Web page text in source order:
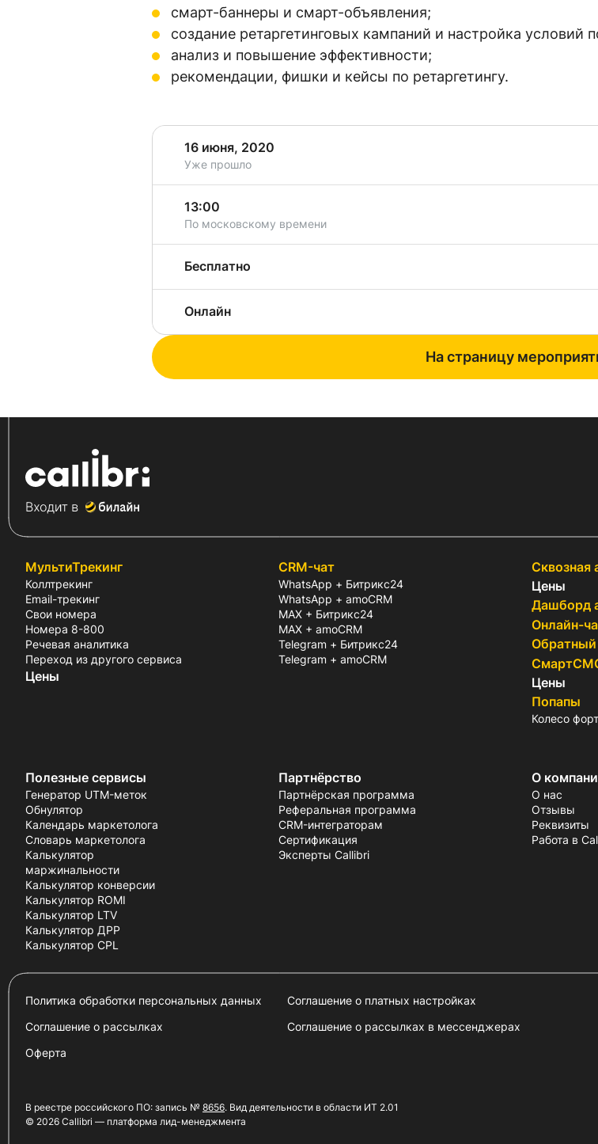
смарт-баннеры и смарт-объявления;
создание ретаргетинговых кампаний и настройка условий
анализ и повышение эффективности;
рекомендации, фишки и кейсы по ретаргетингу.
16 июня, 2020
Уже прошло
13:00
По московскому времени
Бесплатно
Онлайн
На страницу
МультиТрекинг
Коллтрекинг
Email-трекинг
Свои номера
Номера 8-800
Речевая аналитика
Переход из другого сервиса
Цены
CRM-чат
WhatsApp + Битрикс24
WhatsApp + amoCRM
MAX + Битрикс24
MAX + amoCRM
Telegram + Битрикс24
Telegram + amoCRM
Сквозная
Цены
Дашборд
Онлайн-
Обратный
Цены
Попапы
Колесо
Полезные сервисы
Генератор UTM-меток
Обнулятор
Календарь маркетолога
Словарь маркетолога
Калькулятор
маржинальности
Калькулятор конверсии
Калькулятор ROMI
Калькулятор LTV
Калькулятор ДРР
Калькулятор CPL
О
О нас
Отзывы
Реквизиты
Работа в
Партнёрство
Партнёрская программа
Реферальная программа
CRM-интеграторам
Сертификация
Эксперты Callibri
Политика обработки персональных данных
Соглашение о платных настройках
Соглашение о рассылках
Соглашение о рассылках в мессенджерах
Оферта
В реестре российского ПО: запись № 8656. Вид деятельности в области ИТ 2.01
© 2026 Callibri — платформа лид-менеджмента